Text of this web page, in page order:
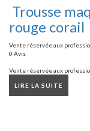
Trousse
rouge corail
Vente réservée aux
0 Avis
Vente réservée aux
LIRE LA SUITE